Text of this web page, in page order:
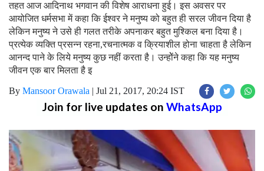
तहत आज आदिनाथ भगवान की विशेष आराधना हुई। इस अवसर पर
आयोजित धर्मसभा में कहा कि ईश्वर ने मनुष्य को बहुत ही सरल जीवन दिया है
लेकिन मनुष्य ने उसे ही गलत तरीके अपनाकर बहुत मुश्किल बना दिया है।
प्रत्येक व्यक्ति प्रसन्न रहना,रचनात्मक व क्रियाशील होना चाहता है लेकिन
आनन्द पाने के लिये मनुष्य कुछ नहीं करता है। उन्होेंने कहा कि यह मनुष्य
जीवन एक बार मिलता है इ
By Mansoor Orawala | Jul 21, 2017, 20:24 IST
Join for live updates on WhatsApp